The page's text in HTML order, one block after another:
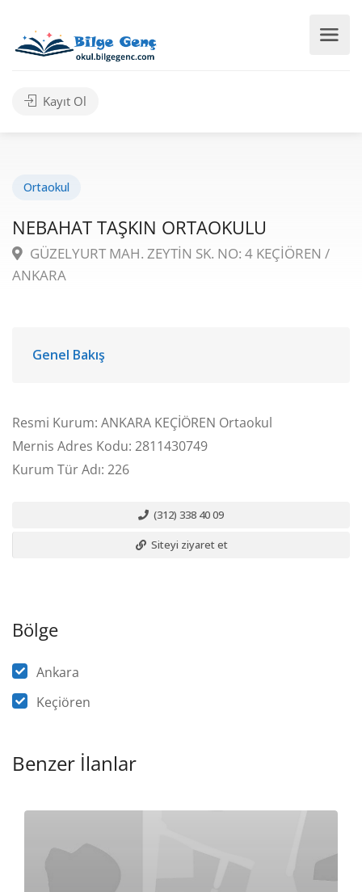
Kayıt Ol
Ortaokul
NEBAHAT TAŞKIN ORTAOKULU
GÜZELYURT MAH. ZEYTİN SK. NO: 4 KEÇİÖREN /
ANKARA
Genel Bakış
Resmi Kurum: ANKARA KEÇİÖREN Ortaokul
Mernis Adres Kodu: 2811430749
Kurum Tür Adı: 226
(312) 338 40 09
Siteyi ziyaret et
Bölge
Ankara
Keçiören
Benzer İlanlar